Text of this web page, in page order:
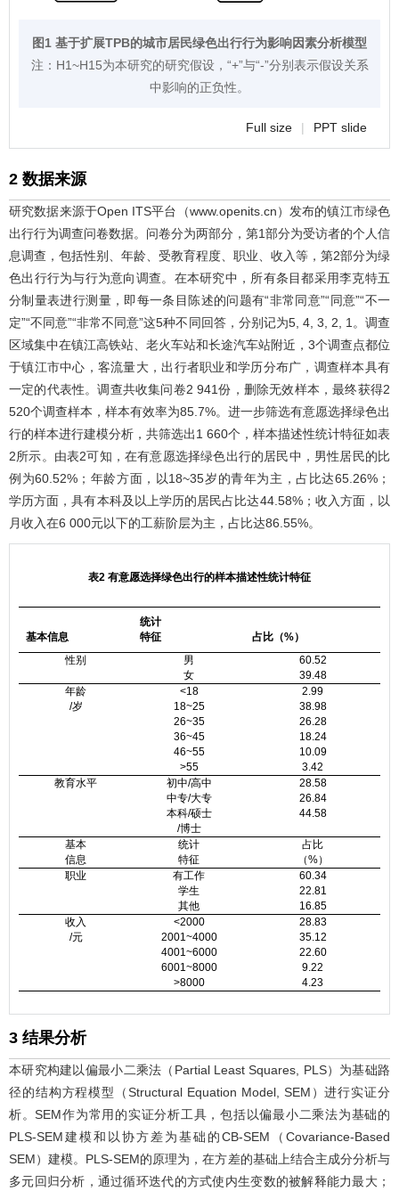
图1 基于扩展TPB的城市居民绿色出行行为影响因素分析模型
注：H1~H15为本研究的研究假设，“+”与“-”分别表示假设关系
中影响的正负性。
Full size | PPT slide
2 数据来源
研究数据来源于Open ITS平台（www.openits.cn）发布的镇江市绿色
出行行为调查问卷数据。问卷分为两部分，第1部分为受访者的个人信
息调查，包括性别、年龄、受教育程度、职业、收入等，第2部分为绿
色出行行为与行为意向调查。在本研究中，所有条目都采用李克特五
分制量表进行测量，即每一条目陈述的问题有“非常同意”“同意”“不一
定”“不同意”“非常不同意”这5种不同回答，分别记为5, 4, 3, 2, 1。调查
区域集中在镇江高铁站、老火车站和长途汽车站附近，3个调查点都位
于镇江市中心，客流量大，出行者职业和学历分布广，调查样本具有
一定的代表性。调查共收集问卷2 941份，删除无效样本，最终获得2
520个调查样本，样本有效率为85.7%。进一步筛选有意愿选择绿色出
行的样本进行建模分析，共筛选出1 660个，样本描述性统计特征如表
2所示。由表2可知，在有意愿选择绿色出行的居民中，男性居民的比
例为60.52%；年龄方面，以18~35岁的青年为主，占比达65.26%；
学历方面，具有本科及以上学历的居民占比达44.58%；收入方面，以
月收入在6 000元以下的工薪阶层为主，占比达86.55%。
表2 有意愿选择绿色出行的样本描述性统计特征
基本信息
统计
特征
占比（%）
性别
男
60.52
女
39.48
年龄
/岁
<18
2.99
18~25
38.98
26~35
26.28
36~45
18.24
46~55
10.09
>55
3.42
教育水平
初中/高中
28.58
中专/大专
26.84
本科/硕士
/博士
44.58
基本
信息
统计
特征
占比
（%）
职业
有工作
60.34
学生
22.81
其他
16.85
收入
/元
<2000
28.83
2001~4000
35.12
4001~6000
22.60
6001~8000
9.22
>8000
4.23
3 结果分析
本研究构建以偏最小二乘法（Partial Least Squares, PLS）为基础路
径的结构方程模型（Structural Equation Model, SEM）进行实证分
析。SEM作为常用的实证分析工具，包括以偏最小二乘法为基础的
PLS-SEM建模和以协方差为基础的CB-SEM（Covariance-Based
SEM）建模。PLS-SEM的原理为，在方差的基础上结合主成分分析与
多元回归分析，通过循环迭代的方式使内生变数的被解释能力最大；